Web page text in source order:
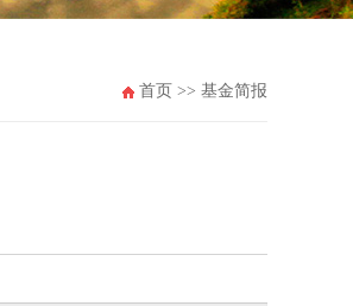
首页 >> 基金简报